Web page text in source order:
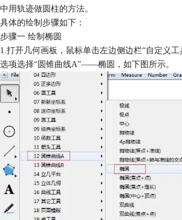
中用轨迹做圆柱的方法。
具体的绘制步骤如下：
步骤一 绘制椭圆
1.打开几何画板，鼠标单击左边侧边栏“自定义
选项选择“圆锥曲线A”——椭圆，如下图所示。